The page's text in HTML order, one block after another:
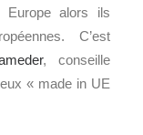
Europe alors ils
C’est
, conseille
« made in UE